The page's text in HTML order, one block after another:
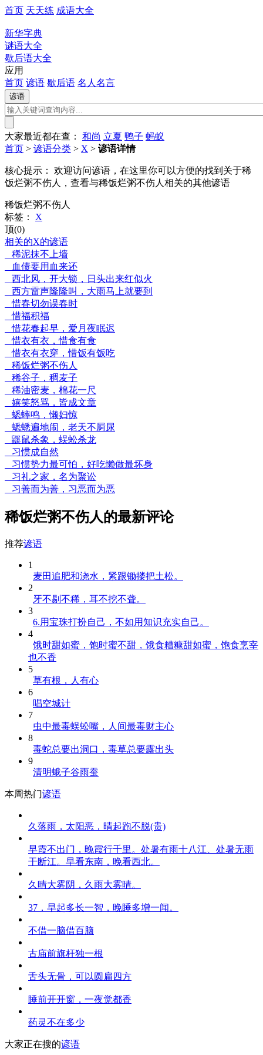
首页 天天练 成语大全
新华字典
谜语大全
歇后语大全
应用
首页 谚语 歇后语 名人名言
大家最近都在查： 和尚 立夏 鸭子 蚂蚁
首页 > 谚语分类 > X > 谚语详情
核心提示：
欢迎访问谚语，在这里你可以方便的找到关于稀
饭烂粥不伤人，查看与稀饭烂粥不伤人相关的其他谚语
稀饭烂粥不伤人
标签：
X
顶(0)
相关的X的谚语
稀泥抹不上墙
血债要用血来还
西北风，开大锁，日头出来红似火
西方雷声隆隆叫，大雨马上就要到
惜春切勿误春时
惜福积福
惜花春起早，爱月夜眠迟
惜衣有衣，惜食有食
惜衣有衣穿，惜饭有饭吃
稀饭烂粥不伤人
稀谷子，稠麦子
稀油密麦，棉花一尺
嬉笑怒骂，皆成文章
蟋蟀鸣，懒妇惊
蟋蟋遍地闹，老天不屙尿
鼷鼠杀象，蜈蚣杀龙
习惯成自然
习惯势力最可怕，好吃懒做最坏身
习礼之家，名为聚讼
习善而为善，习恶而为恶
稀饭烂粥不伤人的最新评论
推荐谚语
1
麦田追肥和浇水，紧跟锄搂把土松。
2
牙不剔不稀，耳不挖不聋。
3
6.用宝珠打扮自己，不如用知识充实自己。
4
饿时甜如蜜，饱时蜜不甜，饿食糟糠甜如蜜，饱食烹宰
也不香
5
草有根，人有心
6
唱空城计
7
虫中最毒蜈蚣嘴，人间最毒财主心
8
毒蛇总要出洞口，毒草总要露出头
9
清明蛾子谷雨蚕
本周热门谚语
久落雨，太阳恶，晴起跑不脱(贵)
早霞不出门，晚霞行千里。处暑有雨十八江、处暑无雨
干断江。早看东南，晚看西北。
久晴大雾阴，久雨大雾晴。
37．早起多长一智，晚睡多增一闻。
不借一脑借百脑
古庙前旗杆独一根
舌头无骨，可以圆扁四方
睡前开开窗，一夜觉都香
药灵不在多少
大家正在搜的谚语